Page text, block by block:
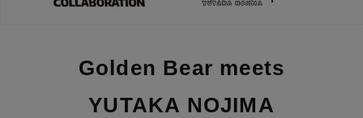
Golden Bear meets
YUTAKA NOJIMA